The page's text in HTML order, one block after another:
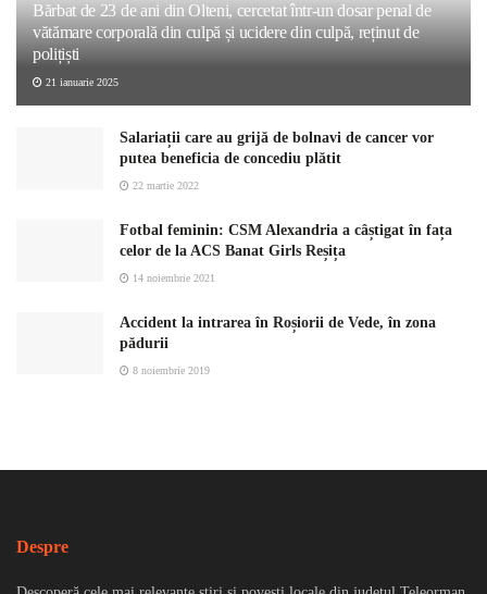
Bărbat de 23 de ani din Olteni, cercetat într-un dosar penal de
vătămare corporală din culpă și ucidere din culpă, reținut de
polițiști
21 ianuarie 2025
Salariații care au grijă de bolnavi de cancer vor
putea beneficia de concediu plătit
22 martie 2022
Fotbal feminin: CSM Alexandria a câștigat în fața
celor de la ACS Banat Girls Reșița
14 noiembrie 2021
Accident la intrarea în Roșiorii de Vede, în zona
pădurii
8 noiembrie 2019
Despre